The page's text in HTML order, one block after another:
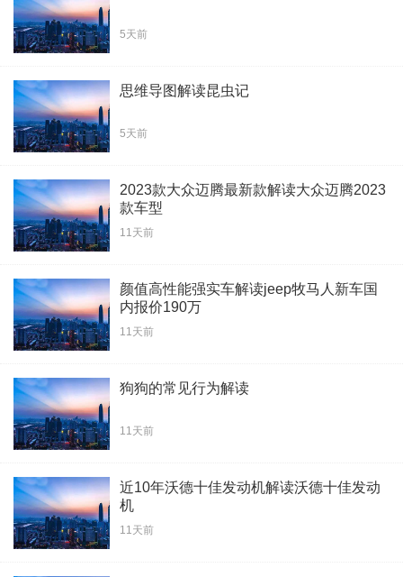
5天前
思维导图解读昆虫记
5天前
2023款大众迈腾最新款解读大众迈腾2023
款车型
11天前
颜值高性能强实车解读jeep牧马人新车国
内报价190万
11天前
狗狗的常见行为解读
11天前
近10年沃德十佳发动机解读沃德十佳发动
机
11天前